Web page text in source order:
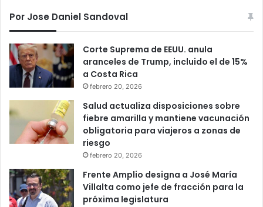
Por Jose Daniel Sandoval
Corte Suprema de EEUU. anula
aranceles de Trump, incluido el de 15%
a Costa Rica
febrero 20, 2026
Salud actualiza disposiciones sobre
fiebre amarilla y mantiene vacunación
obligatoria para viajeros a zonas de
riesgo
febrero 20, 2026
Frente Amplio designa a José María
Villalta como jefe de fracción para la
próxima legislatura